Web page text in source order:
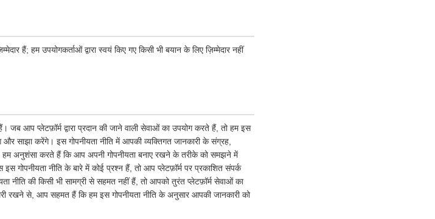
हैं; हम उपयोगकर्ताओं द्वारा स्वयं किए गए किसी भी बयान के लिए ज़िम्मेदार नहीं
जब आप प्लेटफ़ॉर्म द्वारा प्रदान की जाने वाली सेवाओं का उपयोग करते हैं, तो हम इस
साझा करेंगे। इस गोपनीयता नीति में आपकी व्यक्तिगत जानकारी के संग्रह,
हम अनुशंसा करते हैं कि आप अपनी गोपनीयता बनाए रखने के तरीके को समझने में
गोपनीयता नीति के बारे में कोई प्रश्न हैं, तो आप प्लेटफ़ॉर्म पर प्रकाशित संपर्क
की किसी भी सामग्री से सहमत नहीं हैं, तो आपको तुरंत प्लेटफ़ॉर्म सेवाओं का
रखने से, आप सहमत हैं कि हम इस गोपनीयता नीति के अनुसार आपकी जानकारी को